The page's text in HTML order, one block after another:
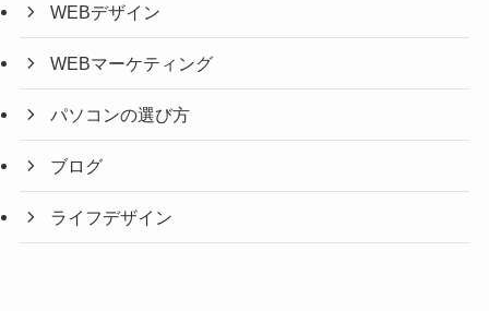
WEBデザイン
WEBマーケティング
パソコンの選び方
ブログ
ライフデザイン